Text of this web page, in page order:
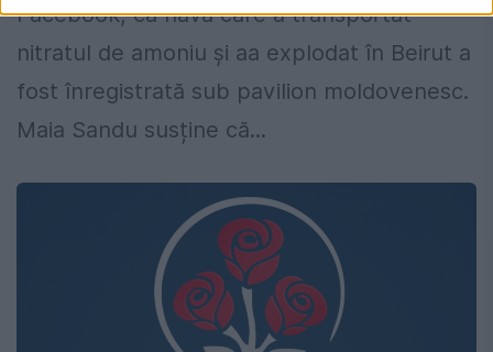
Facebook, că nava care a transportat
nitratul de amoniu şi aa explodat în Beirut a
fost înregistrată sub pavilion moldovenesc.
Maia Sandu susține că...